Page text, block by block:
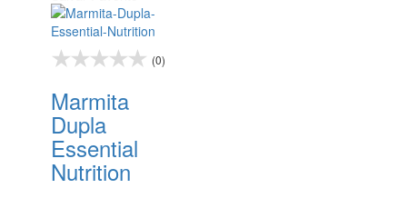
(0)
Marmita
Dupla
Essential
Nutrition